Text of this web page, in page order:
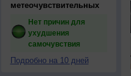
метеочувствительных
Нет причин для
ухудшения
самочувствия
Подробно на 10 дней